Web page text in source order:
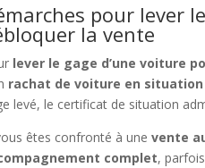
pour lever
la vente
lever le gage d’une voiture
rachat de voiture en
levé, le certificat de situation
êtes confronté à unevente
complet,